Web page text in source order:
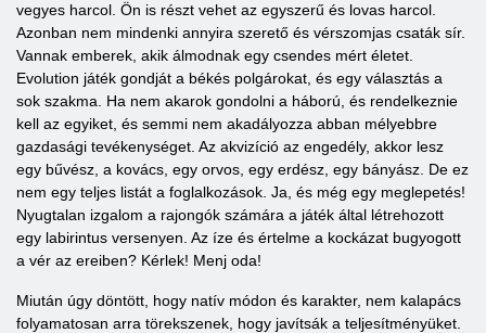
vegyes harcol. Ön is részt vehet az egyszerű és lovas harcol.
Azonban nem mindenki annyira szerető és vérszomjas csaták sír.
Vannak emberek, akik álmodnak egy csendes mért életet.
Evolution játék gondját a békés polgárokat, és egy választás a
sok szakma. Ha nem akarok gondolni a háború, és rendelkeznie
kell az egyiket, és semmi nem akadályozza abban mélyebbre
gazdasági tevékenységet. Az akvizíció az engedély, akkor lesz
egy bűvész, a kovács, egy orvos, egy erdész, egy bányász. De ez
nem egy teljes listát a foglalkozások. Ja, és még egy meglepetés!
Nyugtalan izgalom a rajongók számára a játék által létrehozott
egy labirintus versenyen. Az íze és értelme a kockázat bugyogott
a vér az ereiben? Kérlek! Menj oda!
Miután úgy döntött, hogy natív módon és karakter, nem kalapács
folyamatosan arra törekszenek, hogy javítsák a teljesítményüket.